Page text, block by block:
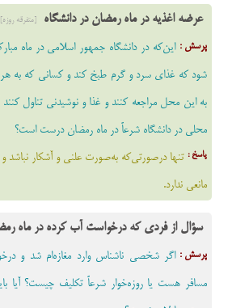
عرضه اغذیه در ماه رمضان در دانشگاه [متفرقه روزه]
پرسش : این‌که در دانشگاه جمهور اسلامی در ماه
شود که غذای سرد و گرم طبخ کند و کسانی که به هر
به این محل مراجعه کنند و غذا و نوشیدنی تناول
محلی در دانشگاه شرعاً در ماه رمضان درست است؟
پاسخ : تنها درصورتی‌که به‌صورت علنی و آشکار نباشد
مانعی ندارد.
سؤال از فردی که درخواست آب کرده در ماه
پرسش : اگر شخصی ناشناس وارد مغازه‌ام شد و
مسافر هست یا روزه‌خوار شرعاً تکلیف چیست؟ آیا